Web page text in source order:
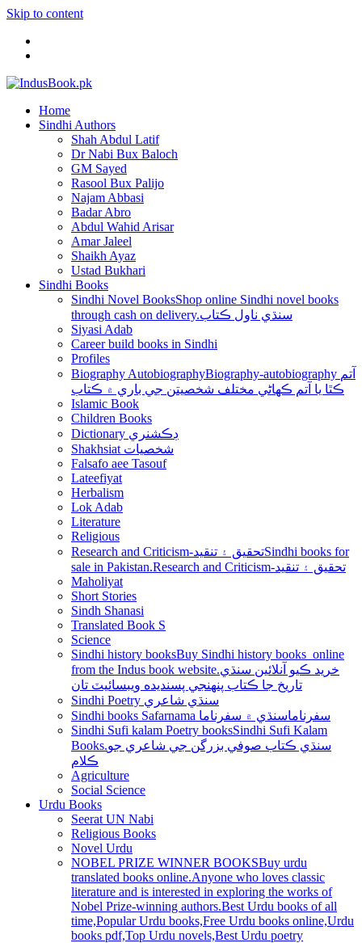
Skip to content
Home
Sindhi Authors
Shah Abdul Latif
Dr Nabi Bux Baloch
GM Sayed
Rasool Bux Palijo
Najam Abbasi
Badar Abro
Abdul Wahid Arisar
Amar Jaleel
Shaikh Ayaz
Ustad Bukhari
Sindhi Books
Sindhi Novel BooksShop online Sindhi novel books
through cash on delivery.سنڌي ناول ڪتاب
Siyasi Adab
Career build books in Sindhi
Profiles
Biography AutobiographyBiography-autobiography آتم
ڪٿا يا آتم ڪھاڻي مختلف شخصيتن جي باري ۾ ڪتاب
Islamic Book
Children Books
Dictionary ڊڪشنري
Shakhsiat شخصيات
Falsafo aee Tasouf
Lateefiyat
Herbalism
Lok Adab
Literature
Religious
Research and Criticism-تحقيق ۽ تنقيدSindhi books for
sale in Pakistan.Research and Criticism-تحقيق ۽ تنقيد
Maholiyat
Short Stories
Sindh Shanasi
Translated Book S
Science
Sindhi history booksBuy Sindhi history books online
from the Indus book website.خريد ڪيو آنلائين سنڌي
تاريخ جا ڪتاب پنھنجي پسنديده ويبسائيٽ تان
Sindhi Poetry سنڌي شاعري
Sindhi books Safarnama سفرناماسنڌي ۾ سفرناما
Sindhi Sufi kalam Poetry booksSindhi Sufi Kalam
Books.سنڌي ڪتاب صوفي بزرگن جي شاعري جو
ڪلام
Agriculture
Social Science
Urdu Books
Seerat UN Nabi
Religious Books
Novel Urdu
NOBEL PRIZE WINNER BOOKSBuy urdu
translated books online.Anyone who loves classic
literature and is interested in exploring the works of
Nobel Prize-winning authors.Best Urdu books of all
time,Popular Urdu books,Free Urdu books online,Urdu
books pdf,Top Urdu novels,Best Urdu poetry